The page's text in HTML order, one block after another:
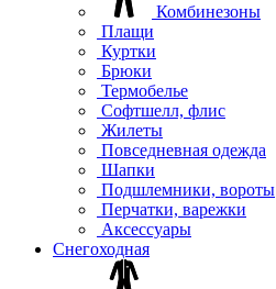
Комбинезоны
Плащи
Куртки
Брюки
Термобелье
Софтшелл, флис
Жилеты
Повседневная одежда
Шапки
Подшлемники, вороты
Перчатки, варежки
Аксессуары
Снегоходная